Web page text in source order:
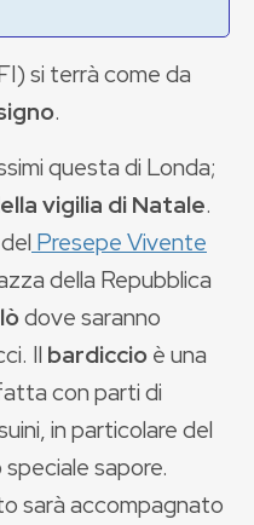
si terrà come da
.
questa di Londa;
vigilia di Natale.
Presepe Vivente
della Repubblica
dove saranno
Il bardiccioè una
con parti di
in particolare del
speciale sapore.
sarà accompagnato